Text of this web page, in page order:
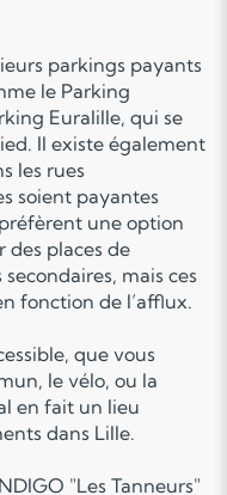
parkings payants
le Parking
Euralille, qui se
Il existe également
les rues
soient payantes
une option
des places de
mais ces
fonction de l’afflux.
que vous
le vélo, ou la
en fait un lieu
dans Lille.
"Les Tanneurs"